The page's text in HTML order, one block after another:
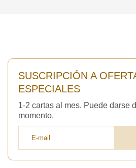
SUSCRIPCIÓN A
ESPECIALES
1-2 cartas al mes. Puede darse
momento.